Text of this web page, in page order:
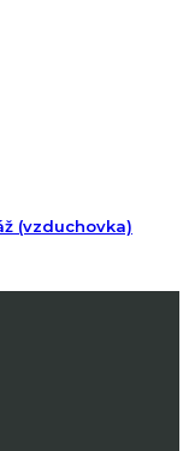
(vzduchovka)